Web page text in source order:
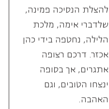
להצלת הנסיכה פמינה,
שלדברי אימה, מלכת
הלילה, נחטפה בידי כהן
אכזר. דרכם רצופה
אתגרים, אך בסופה
ינצחו הטובים, וגם
האהבה.